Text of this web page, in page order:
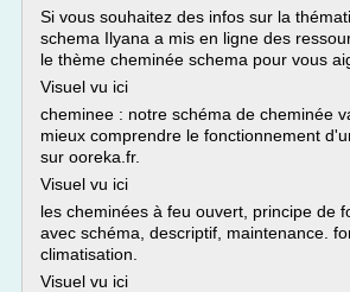
Si vous souhaitez des infos sur la
schema Ilyana a mis en ligne des
le thème cheminée schema pour vous
Visuel vu ici
cheminee : notre schéma de cheminée
mieux comprendre le fonctionnement
sur ooreka.fr.
Visuel vu ici
les cheminées à feu ouvert, principe de
avec schéma, descriptif, maintenance.
climatisation.
Visuel vu ici